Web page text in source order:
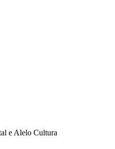
e Alelo Cultura